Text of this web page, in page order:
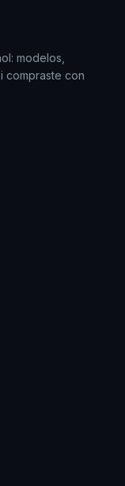
modelos,
compraste con